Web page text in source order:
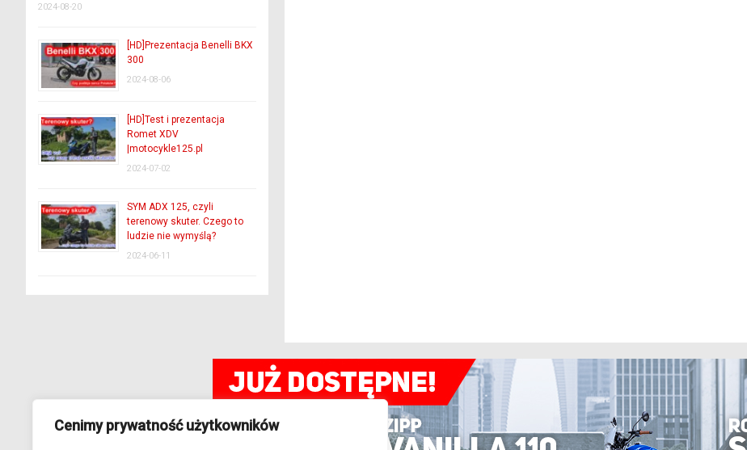
Cenimy prywatność użytkowników
2024-08-20
[HD]Prezentacja Benelli BKX
300
2024-08-06
[HD]Test i prezentacja
Romet XDV
|motocykle125.pl
2024-07-02
SYM ADX 125, czyli
terenowy skuter. Czego to
ludzie nie wymyślą?
2024-06-11